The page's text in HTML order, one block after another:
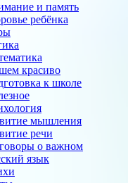
и память
ребёнка
красиво
к школе
мышления
речи
о важном
язык